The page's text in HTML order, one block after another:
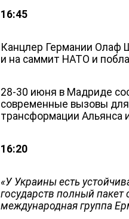
16:45
Канцлер Германии Олаф
и на саммит НАТО и
28-30 июня в Мадриде
современные вызовы для
трансформации Альянса
16:20
«У Украины есть
государств полный
международная группа